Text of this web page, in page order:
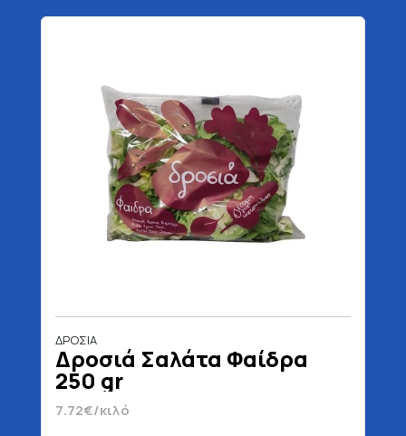
ΔΡΟΣΙΑ
Δροσιά Σαλάτα Φαίδρα
250 gr
7.72€/κιλό